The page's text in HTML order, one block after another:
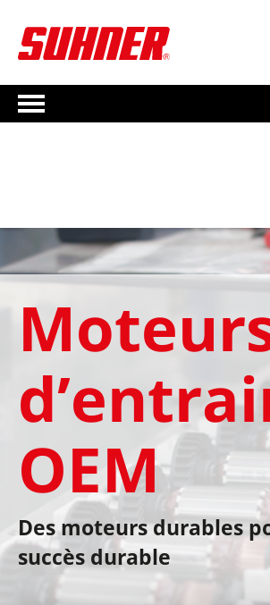
OEM
Des moteurs durables
succès durable